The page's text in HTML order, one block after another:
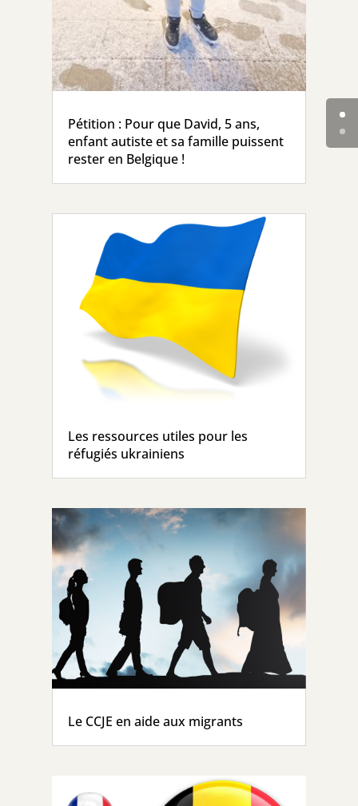
Pétition : Pour que David, 5 ans,
enfant autiste et sa famille puissent
rester en Belgique !
Les ressources utiles pour les
réfugiés ukrainiens
Le CCJE en aide aux migrants